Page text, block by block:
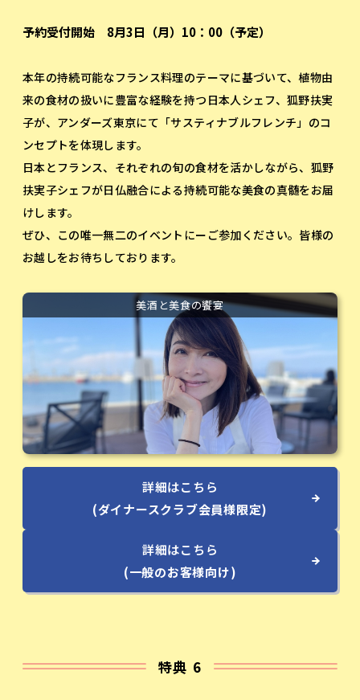
予約受付開始 8月3日（月）10：00（予定）
本年の持続可能なフランス料理のテーマに基づいて、植物由
来の食材の扱いに豊富な経験を持つ日本人シェフ、狐野扶実
子が、アンダーズ東京にて「サスティナブルフレンチ」のコ
ンセプトを体現します。
日本とフランス、それぞれの旬の食材を活かしながら、狐野
扶実子シェフが日仏融合による持続可能な美食の真髄をお届
けします。
ぜひ、この唯一無二のイベントにーご参加ください。皆様の
お越しをお待ちしております。
美酒と美食の饗宴
詳細はこちら
(ダイナースクラブ会員様限定)
詳細はこちら
(一般のお客様向け)
特典 6